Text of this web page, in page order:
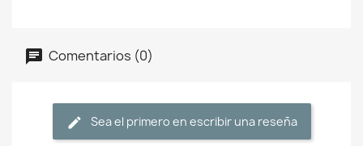
Comentarios (0)
Sea el primero en escribir una reseña